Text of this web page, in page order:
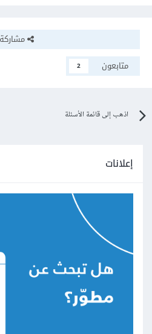
مشاركة
متابعون
2
اذهب إلى قائمة الأسئلة
إعلانات